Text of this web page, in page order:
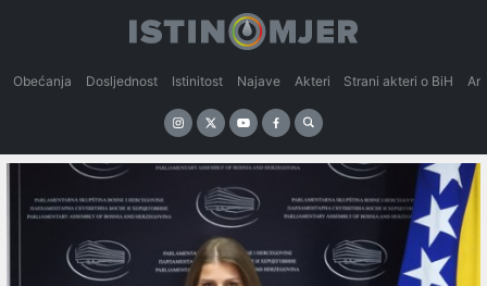
Obećanja Dosljednost Istinitost Najave Akteri Strani akteri o BiH